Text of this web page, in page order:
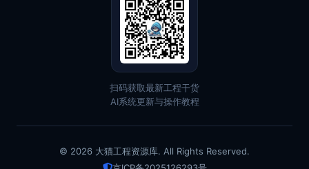
扫码获取最新工程干货
AI系统更新与操作教程
© 2026 大猫工程资源库. All Rights Reserved.